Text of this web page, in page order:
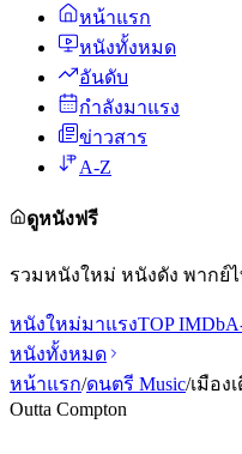
หน้าแรก
หนังทั้งหมด
อันดับ
กำลังมาแรง
ข่าวสาร
A-Z
ดูหนังฟรี
รวมหนังใหม่ หนังดัง พากย์
หนังใหม่มาแรงTOP IMDb
หนังทั้งหมด
หน้าแรก/ดนตรี Music/เมือง
Outta Compton